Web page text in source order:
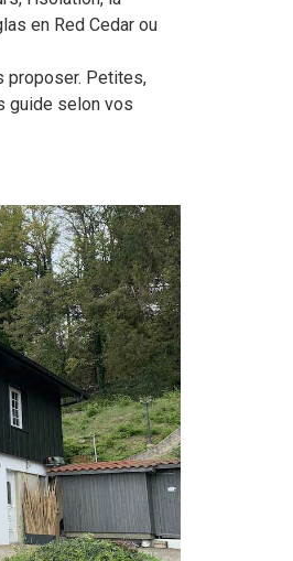
en Red Cedar ou
proposer. Petites,
guide selon vos